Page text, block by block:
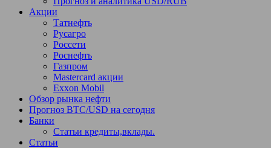
Акции
Татнефть
Русагро
Россети
Роснефть
Газпром
Mastercard акции
Exxon Mobil
Обзор рынка нефти
Прогноз BTC/USD на сегодня
Банки
Статьи кредиты,вклады.
Статьи